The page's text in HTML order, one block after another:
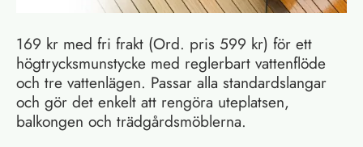
169 kr med fri frakt (Ord. pris 599 kr) för ett
högtrycksmunstycke med reglerbart vattenflöde
och tre vattenlägen. Passar alla standardslangar
och gör det enkelt att rengöra uteplatsen,
balkongen och trädgårdsmöblerna.